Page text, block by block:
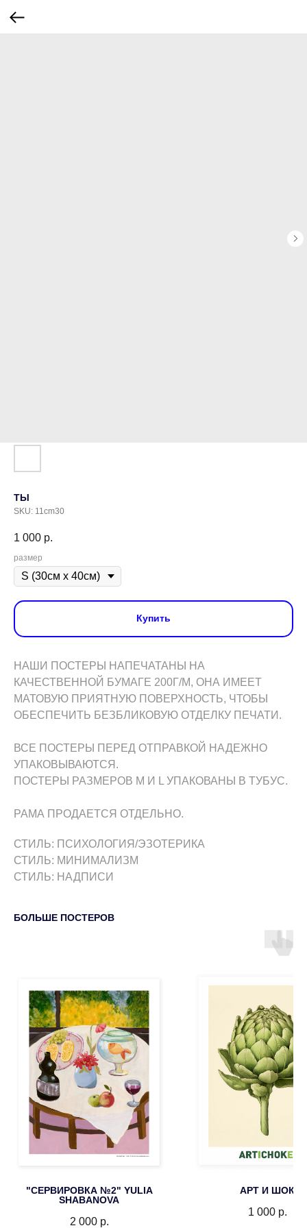
ТЫ
SKU: 11cm30
1 000 р.
размер
Купить
НАШИ ПОСТЕРЫ НАПЕЧАТАНЫ НА
КАЧЕСТВЕННОЙ БУМАГЕ 200Г/М, ОНА ИМЕЕТ
МАТОВУЮ ПРИЯТНУЮ ПОВЕРХНОСТЬ, ЧТОБЫ
ОБЕСПЕЧИТЬ БЕЗБЛИКОВУЮ ОТДЕЛКУ ПЕЧАТИ.
ВСЕ ПОСТЕРЫ ПЕРЕД ОТПРАВКОЙ НАДЕЖНО
УПАКОВЫВАЮТСЯ.
ПОСТЕРЫ РАЗМЕРОВ M И L УПАКОВАНЫ В ТУБУС.
РАМА ПРОДАЕТСЯ ОТДЕЛЬНО.
СТИЛЬ: ПСИХОЛОГИЯ/ЭЗОТЕРИКА
СТИЛЬ: МИНИМАЛИЗМ
СТИЛЬ: НАДПИСИ
БОЛЬШЕ ПОСТЕРОВ
"СЕРВИРОВКА №2" YULIA
SHABANOVA
2 000 р.
АРТ И ШОК
1 000 р.